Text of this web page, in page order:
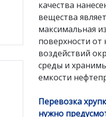
качества
вещества
максимальная
поверхности от
воздействий
среды и
емкости
Перевозка
нужно